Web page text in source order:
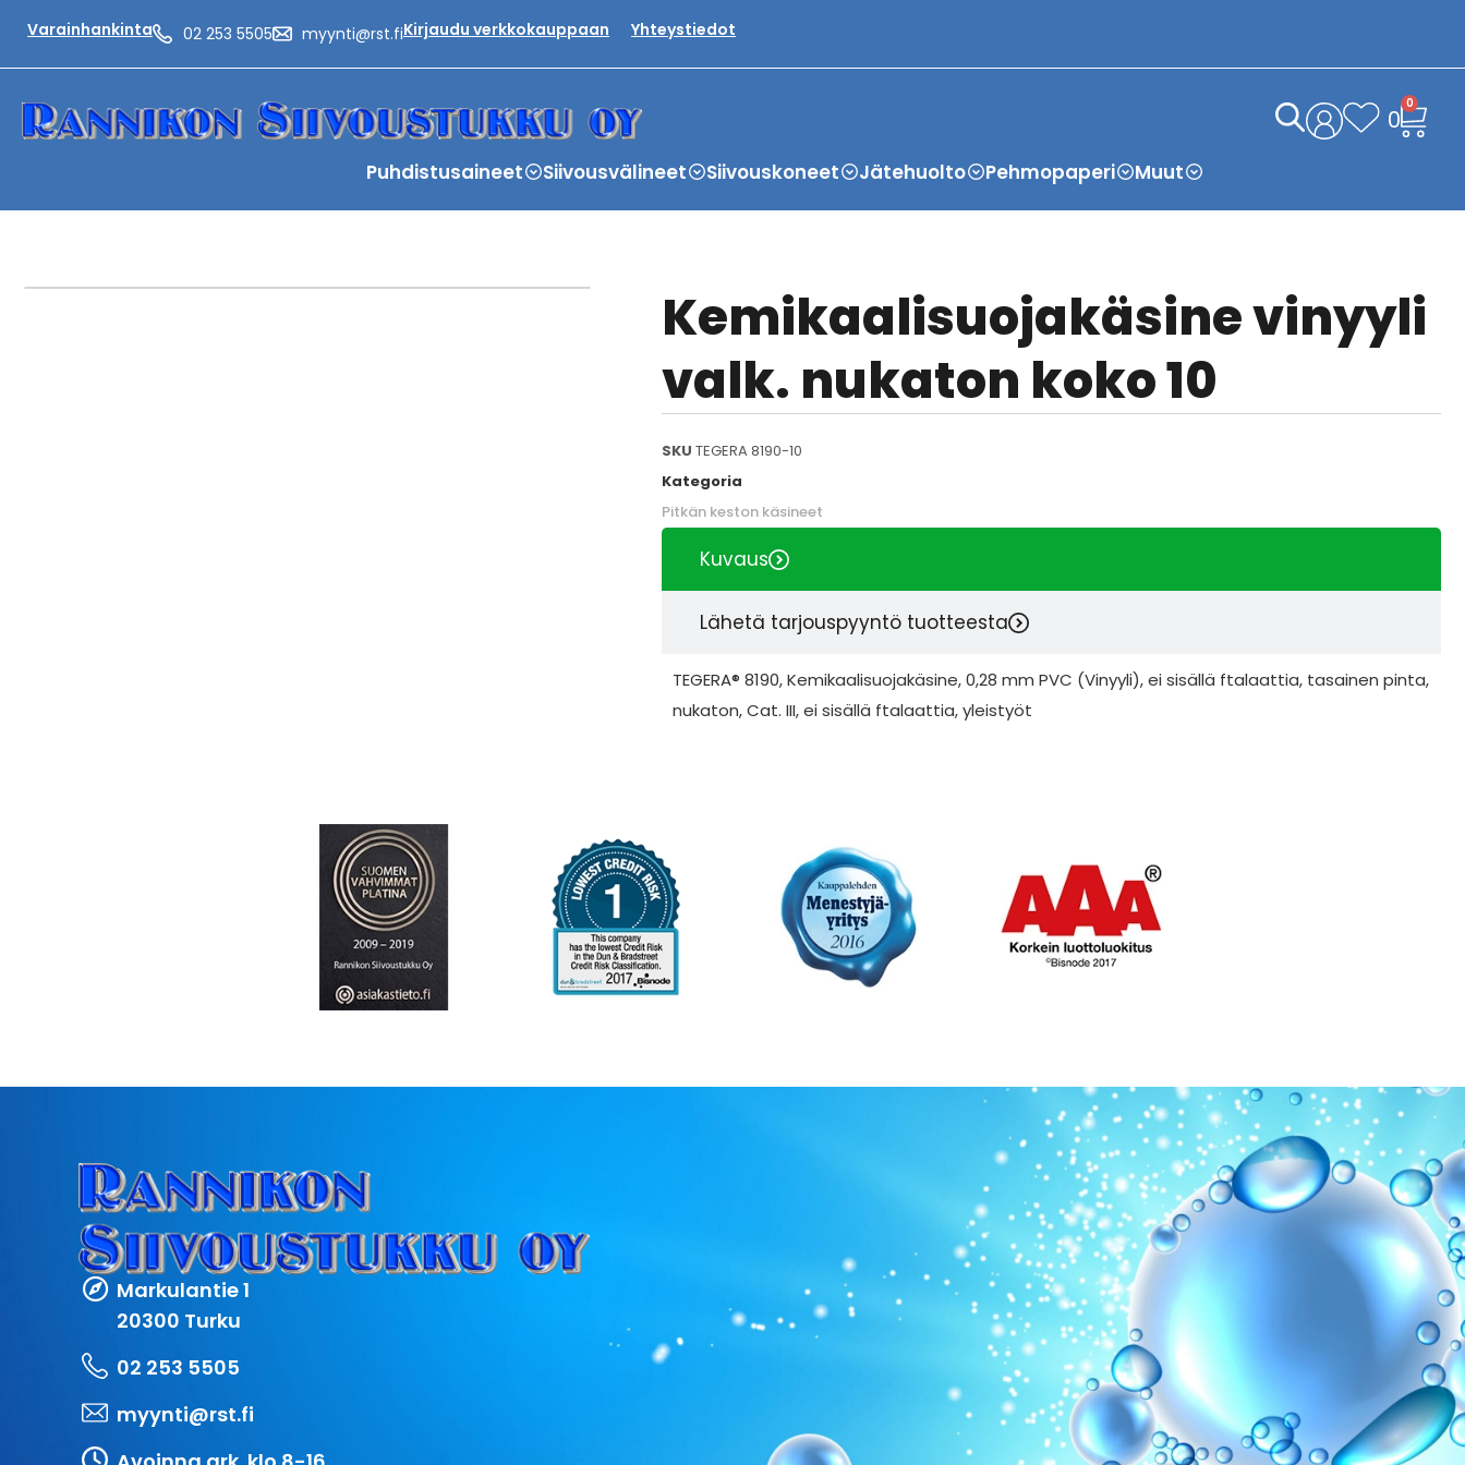
Varainhankinta 02 253 5505 myynti@rst.fiKirjaudu verkkokauppaan Yhteystiedot
0
0
Puhdistusaineet Siivousvälineet Siivouskoneet Jätehuolto Pehmopaperi Muut
Kemikaalisuojakäsine vinyyli
valk. nukaton koko 10
SKU TEGERA 8190-10
Kategoria
Pitkän keston käsineet
Kuvaus
Lähetä tarjouspyyntö tuotteesta
TEGERA® 8190, Kemikaalisuojakäsine, 0,28 mm PVC (Vinyyli), ei sisällä ftalaattia, tasainen pinta,
nukaton, Cat. III, ei sisällä ftalaattia, yleistyöt
Markulantie 1
20300 Turku
02 253 5505
myynti@rst.fi